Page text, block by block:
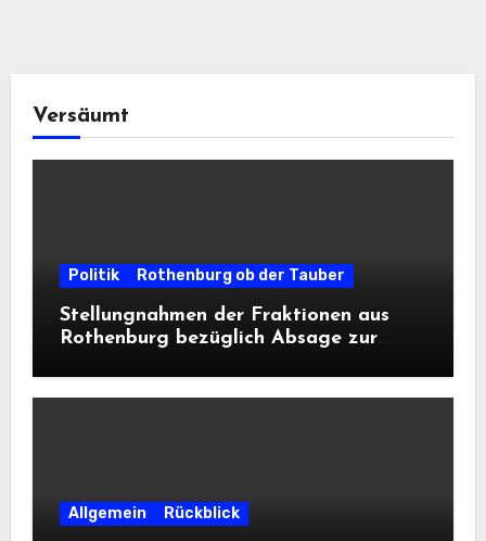
Versäumt
Politik Rothenburg ob der Tauber
Stellungnahmen der Fraktionen aus
Rothenburg bezüglich Absage zur
Allgemein Rückblick